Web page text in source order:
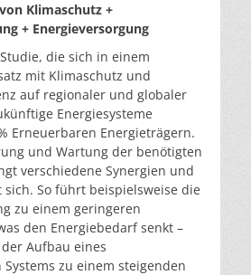
Klimaschutz +
+ Energieversorgung
die sich in einem
mit Klimaschutz und
auf regionaler und globaler
Energiesysteme
Erneuerbaren Energieträgern.
und Wartung der benötigten
verschiedene Synergien und
sich. So führt beispielsweise die
zu einem geringeren
den Energiebedarf senkt –
Aufbau eines
zu einem steigenden